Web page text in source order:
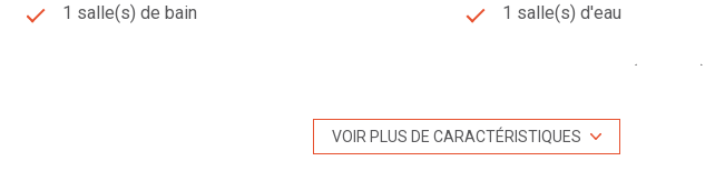
1 salle(s) de bain 1 salle(s) d'eau
cuisine séparée (équipée)
Chauffage individuel : radiateur (electrique) 3 garage(s)
VOIR PLUS DE CARACTÉRISTIQUES